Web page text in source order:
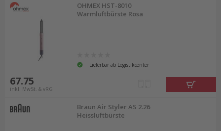
OHMEX HST-8010
Warmluftbürste Rosa
Lieferbar ab Logistikcenter
67.75
inkl. MwSt. & vRG
Braun Air Styler AS 2.26
Heissluftbürste